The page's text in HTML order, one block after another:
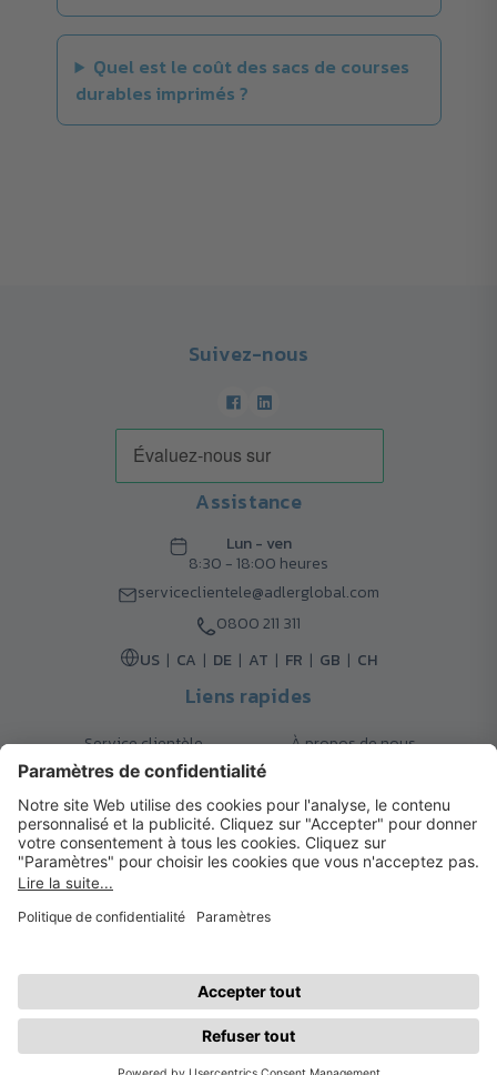
Quel est le coût des sacs de courses
durables imprimés ?
Suivez-nous
Assistance
Lun - ven
8:30 - 18:00 heures
serviceclientele@adlerglobal.com
0800 211 311
US
CA DE AT FR GB CH
Liens rapides
Service clientèle
À propos de nous
Retours
Contact
FAQ
Garanties
Mode de paiement
Magazine
Mentions légales
© 2026 Cadeaux d’Affaires ADLER
| Politique de Confidentialité
cookies